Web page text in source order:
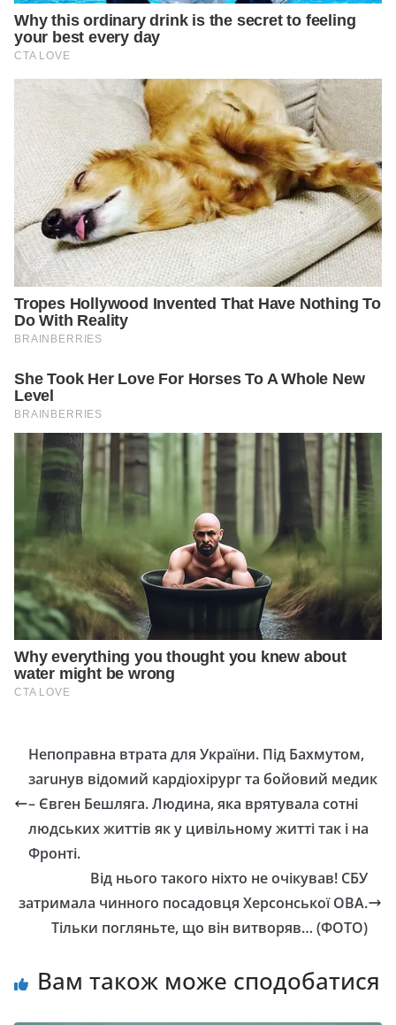
Непоправна втрата для України. Під Бахмутом,
заruнув відомий кардіохірург та бойовий медик
– Євген Бешляга. Людина, яка врятувала сотні
людських життів як у цивільному житті так і на
Фронті.
Від нього такого ніхто не очікував! СБУ
затримала чинного посадовця Херсонської ОВА.
Тільки погляньте, що він витворяв… (ФОТО)
Вам також може сподобатися